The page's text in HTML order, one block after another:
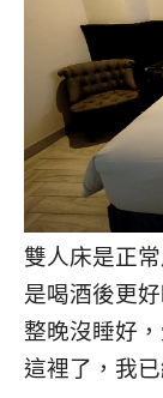
雙人床是正
是喝酒後更
整晚沒睡好
這裡了，我